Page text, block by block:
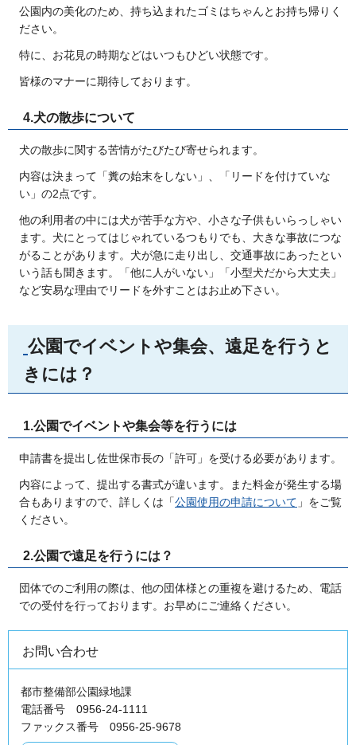
公園内の美化のため、持ち込まれたゴミはちゃんとお持ち帰りく
ださい。
特に、お花見の時期などはいつもひどい状態です。
皆様のマナーに期待しております。
4.犬の散歩について
犬の散歩に関する苦情がたびたび寄せられます。
内容は決まって「糞の始末をしない」、「リードを付けていな
い」の2点です。
他の利用者の中には犬が苦手な方や、小さな子供もいらっしゃい
ます。犬にとってはじゃれているつもりでも、大きな事故につな
がることがあります。犬が急に走り出し、交通事故にあったとい
いう話も聞きます。「他に人がいない」「小型犬だから大丈夫」
など安易な理由でリードを外すことはお止め下さい。
公園でイベントや集会、遠足を行うと
きには？
1.公園でイベントや集会等を行うには
申請書を提出し佐世保市長の「許可」を受ける必要があります。
内容によって、提出する書式が違います。また料金が発生する場
合もありますので、詳しくは「公園使用の申請について 」をご覧
ください。
2.公園で遠足を行うには？
団体でのご利用の際は、他の団体様との重複を避けるため、電話
での受付を行っております。お早めにご連絡ください。
お問い合わせ
都市整備部公園緑地課
電話番号 0956-24-1111
ファックス番号 0956-25-9678